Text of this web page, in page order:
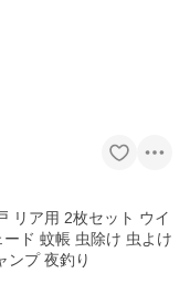
リア用 2枚セット ウイ
ド 蚊帳 虫除け 虫よけ
ンプ 夜釣り